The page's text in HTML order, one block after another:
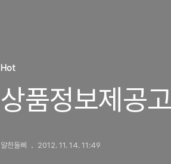
Hot
상품정보제공
알찬돌삐 2012. 11. 14. 11:49